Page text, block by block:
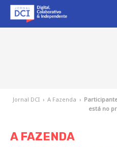
Jornal DCI › A Fazenda ›
está no
A FAZENDA